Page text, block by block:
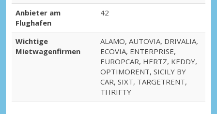
Anbieter am
Flughafen
42
Wichtige
Mietwagenfirmen
ALAMO, AUTOVIA, DRIVALIA,
ECOVIA, ENTERPRISE,
EUROPCAR, HERTZ, KEDDY,
OPTIMORENT, SICILY BY
CAR, SIXT, TARGETRENT,
THRIFTY